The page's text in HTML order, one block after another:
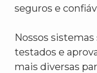
seguros e
Nossos
testados e
mais diversas